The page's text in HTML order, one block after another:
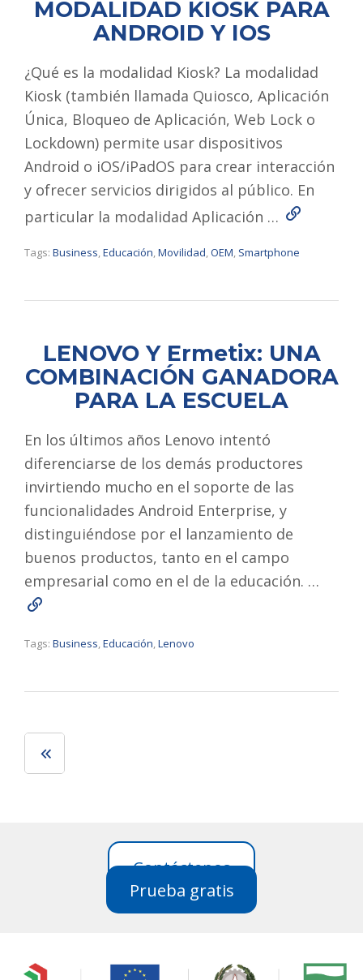
MODALIDAD KIOSK PARA
ANDROID Y IOS
¿Qué es la modalidad Kiosk? La modalidad
Kiosk (también llamada Quiosco, Aplicación
Única, Bloqueo de Aplicación, Web Lock o
Lockdown) permite usar dispositivos
Android o iOS/iPadOS para crear interacción
y ofrecer servicios dirigidos al público. En
particular la modalidad Aplicación … Read More
Tags: Business,Educación,Movilidad,OEM, Smartphone
LENOVO Y Ermetix: UNA
COMBINACIÓN GANADORA
PARA LA ESCUELA
En los últimos años Lenovo intentó
diferenciarse de los demás productores
invirtiendo mucho en el soporte de las
funcionalidades Android Enterprise, y
distinguiéndose por el lanzamiento de
buenos productos, tanto en el campo
empresarial como en el de la educación. …
Read More
Tags: Business,Educación,Lenovo
← Older posts
Contáctenos
Prueba gratis